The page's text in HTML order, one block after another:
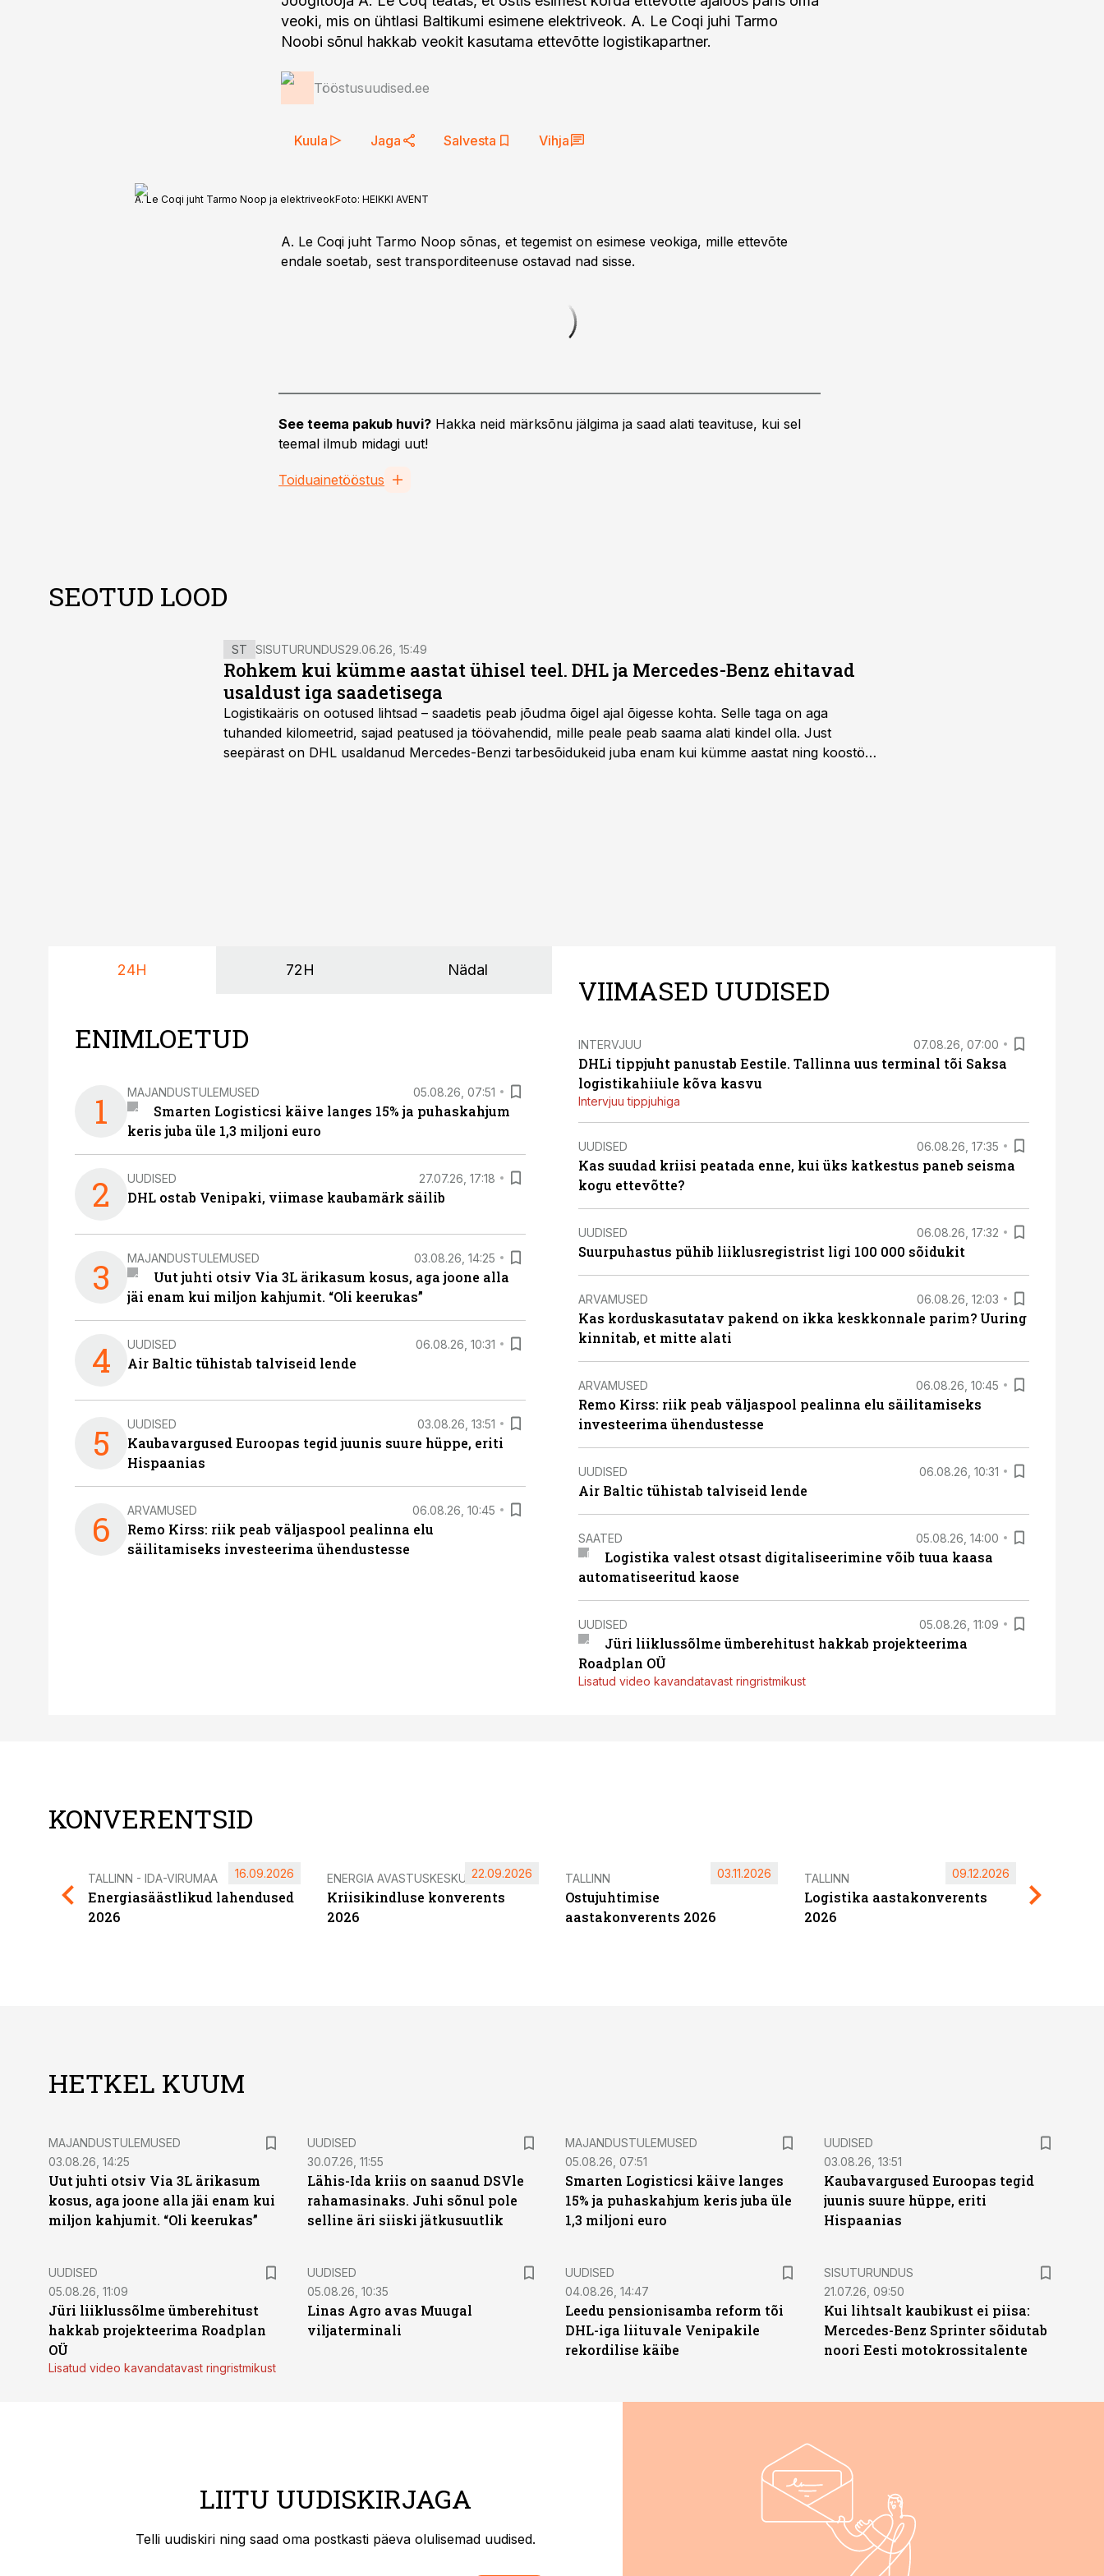
veoki, mis on ühtlasi Baltikumi esimene elektriveok. A. Le Coqi juhi Tarmo
Noobi sõnul hakkab veokit kasutama ettevõtte logistikapartner.
Tööstusuudised.ee
Kuula Jaga Salvesta Vihja
A. Le Coqi juht Tarmo Noop ja elektriveokFoto: HEIKKI AVENT
A. Le Coqi juht Tarmo Noop sõnas, et tegemist on esimese veokiga, mille ettevõte
endale soetab, sest transporditeenuse ostavad nad sisse.
See teema pakub huvi? Hakka neid märksõnu jälgima ja saad alati teavituse, kui sel
teemal ilmub midagi uut!
Toiduainetööstus
SEOTUD LOOD
ST SISUTURUNDUS29.06.26, 15:49
Rohkem kui kümme aastat ühisel teel. DHL ja Mercedes-Benz ehitavad
usaldust iga saadetisega
Logistikaäris on ootused lihtsad – saadetis peab jõudma õigel ajal õigesse kohta. Selle taga on aga
tuhanded kilomeetrid, sajad peatused ja töövahendid, mille peale peab saama alati kindel olla. Just
seepärast on DHL usaldanud Mercedes-Benzi tarbesõidukeid juba enam kui kümme aastat ning koostöö
24H 72H Nädal
ENIMLOETUD
1 MAJANDUSTULEMUSED 05.08.26, 07:51
Smarten Logisticsi käive langes 15% ja puhaskahjum
keris juba üle 1,3 miljoni euro
2 UUDISED 27.07.26, 17:18
DHL ostab Venipaki, viimase kaubamärk säilib
3 MAJANDUSTULEMUSED 03.08.26, 14:25
Uut juhti otsiv Via 3L ärikasum kosus, aga joone alla
jäi enam kui miljon kahjumit. “Oli keerukas”
4 UUDISED 06.08.26, 10:31
Air Baltic tühistab talviseid lende
5 UUDISED 03.08.26, 13:51
Kaubavargused Euroopas tegid juunis suure hüppe, eriti
Hispaanias
6 ARVAMUSED 06.08.26, 10:45
Remo Kirss: riik peab väljaspool pealinna elu
säilitamiseks investeerima ühendustesse
VIIMASED UUDISED
INTERVJUU 07.08.26, 07:00
DHLi tippjuht panustab Eestile. Tallinna uus terminal tõi Saksa
logistikahiiule kõva kasvu
Intervjuu tippjuhiga
UUDISED 06.08.26, 17:35
Kas suudad kriisi peatada enne, kui üks katkestus paneb seisma
kogu ettevõtte?
UUDISED 06.08.26, 17:32
Suurpuhastus pühib liiklusregistrist ligi 100 000 sõidukit
ARVAMUSED 06.08.26, 12:03
Kas korduskasutatav pakend on ikka keskkonnale parim? Uuring
kinnitab, et mitte alati
ARVAMUSED 06.08.26, 10:45
Remo Kirss: riik peab väljaspool pealinna elu säilitamiseks
investeerima ühendustesse
UUDISED 06.08.26, 10:31
Air Baltic tühistab talviseid lende
SAATED 05.08.26, 14:00
Logistika valest otsast digitaliseerimine võib tuua kaasa
automatiseeritud kaose
UUDISED 05.08.26, 11:09
Jüri liiklussõlme ümberehitust hakkab projekteerima
Roadplan OÜ
Lisatud video kavandatavast ringristmikust
KONVERENTSID
TALLINN - IDA-VIRUMAA
Energiasäästlikud lahendused
2026
16.09.2026 ENERGIA AVASTUSKESKUS
Kriisikindluse konverents
2026
22.09.2026 TALLINN
Ostujuhtimise
aastakonverents 2026
03.11.2026 TALLINN
Logistika aastakonverents
2026
09.12.2026
HETKEL KUUM
MAJANDUSTULEMUSED
03.08.26, 14:25
Uut juhti otsiv Via 3L ärikasum
kosus, aga joone alla jäi enam kui
miljon kahjumit. “Oli keerukas”
UUDISED
30.07.26, 11:55
Lähis-Ida kriis on saanud DSVle
rahamasinaks. Juhi sõnul pole
selline äri siiski jätkusuutlik
MAJANDUSTULEMUSED
05.08.26, 07:51
Smarten Logisticsi käive langes
15% ja puhaskahjum keris juba üle
1,3 miljoni euro
UUDISED
03.08.26, 13:51
Kaubavargused Euroopas tegid
juunis suure hüppe, eriti
Hispaanias
UUDISED
05.08.26, 11:09
Jüri liiklussõlme ümberehitust
hakkab projekteerima Roadplan
OÜ
Lisatud video kavandatavast ringristmikust
UUDISED
05.08.26, 10:35
Linas Agro avas Muugal
viljaterminali
UUDISED
04.08.26, 14:47
Leedu pensionisamba reform tõi
DHL-iga liituvale Venipakile
rekordilise käibe
ST
SISUTURUNDUS
21.07.26, 09:50
Kui lihtsalt kaubikust ei piisa:
Mercedes-Benz Sprinter sõidutab
noori Eesti motokrossitalente
LIITU UUDISKIRJAGA
Telli uudiskiri ning saad oma postkasti päeva olulisemad uudised.